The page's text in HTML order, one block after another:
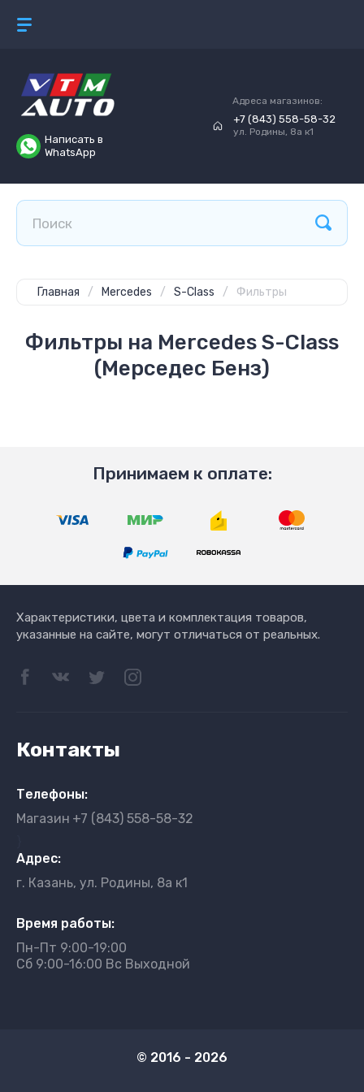
Написать в
WhatsApp
Адреса магазинов:
+7 (843) 558-58-32
ул. Родины, 8а к1
Главная / Mercedes / S-Class / Фильтры
Фильтры на Mercedes S-Class
(Мерседес Бенз)
Принимаем к оплате:
Характеристики, цвета и комплектация товаров,
указанные на сайте, могут отличаться от реальных.
Контакты
Телефоны:
Магазин +7 (843) 558-58-32
Адрес:
г. Казань, ул. Родины, 8а к1
Время работы:
Пн-Пт 9:00-19:00
Сб 9:00-16:00 Вс Выходной
© 2016 - 2026